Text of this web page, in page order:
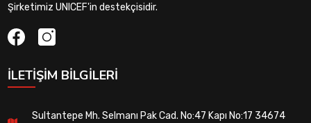
Şirketimiz UNICEF'in destekçisidir.
İLETIŞIM BILGILERI
Sultantepe Mh. Selmanı Pak Cad. No:47 Kapı No:17 34674